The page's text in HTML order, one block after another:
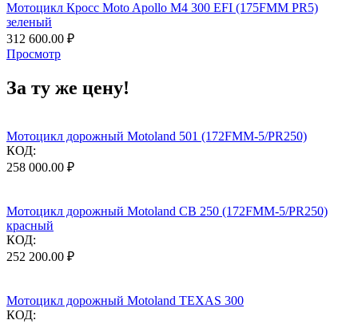
Мотоцикл Кросс Moto Apollo M4 300 EFI (175FMM PR5)
зеленый
312 600.00 ₽
Просмотр
За ту же цену!
Мотоцикл дорожный Motoland 501 (172FMM-5/PR250)
КОД:
258 000.00 ₽
Мотоцикл дорожный Motoland CB 250 (172FMM-5/PR250)
красный
КОД:
252 200.00 ₽
Мотоцикл дорожный Motoland TEXAS 300
КОД: